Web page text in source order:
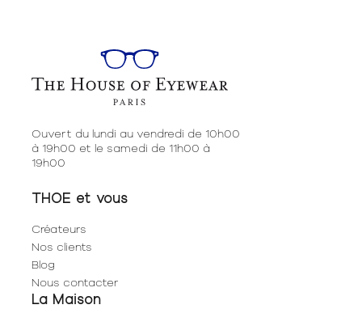
Ouvert du lundi au vendredi de 10h00
à 19h00 et le samedi de 11h00 à
19h00
THOE et vous
Créateurs
Nos clients
Blog
Nous contacter
La Maison